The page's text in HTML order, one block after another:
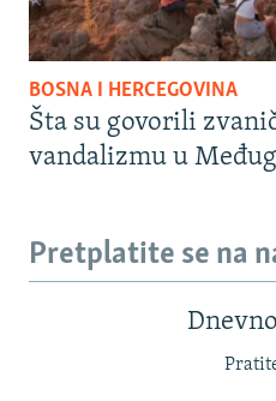
BOSNA I HERCEGOVINA
Šta su govorili
vandalizmu u
Pretplatite se na